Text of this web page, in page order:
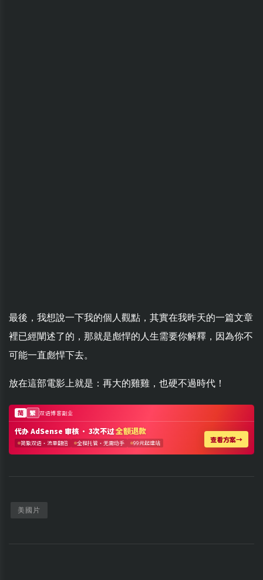
最後，我想說一下我的個人觀點，其實在我昨天的一篇文章
裡已經闡述了的，那就是彪悍的人生需要你解釋，因為你不
可能一直彪悍下去。
放在這部電影上就是：再大的雞雞，也硬不過時代！
美國片